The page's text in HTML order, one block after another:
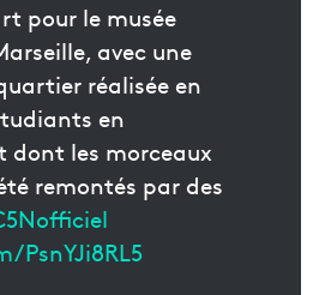
pour le musée
avec une
réalisée en
en
dont les morceaux
remontés par des
PsnYJi8RL5